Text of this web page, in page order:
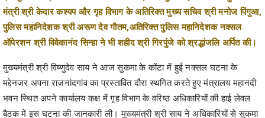
ऑपेरशन श्री विवेकानंद सिन्हा ने भी शहीद श्री गिरपुंजे को श्रद्धांजलि अर्पित की।
मुख्यमंत्री श्री विष्णुदेव साय ने आज सुकमा के कोंटा में हुई नक्सल घटना के
मद्देनजर अपना राजनांदगांव का प्रस्तावित दौरा स्थगित करते हुए मंत्रालय महानदी
भवन स्थित अपने कार्यालय कक्ष में गृह विभाग के वरिष्ठ अधिकारियों की हाई लेवल
बैठक में इस घटना की जानकारी ली। मुख्यमंत्री श्री साय ने अधिकारियों से सुकमा
जिले के कोंटा में नक्सलियों द्वारा किए गए आईईडी विस्फोट के विषय में अधिकारियों से
जानकारी ली और नक्सल ऑपरेशन्स की समीक्षा की। उन्होंने घायल जवानों को